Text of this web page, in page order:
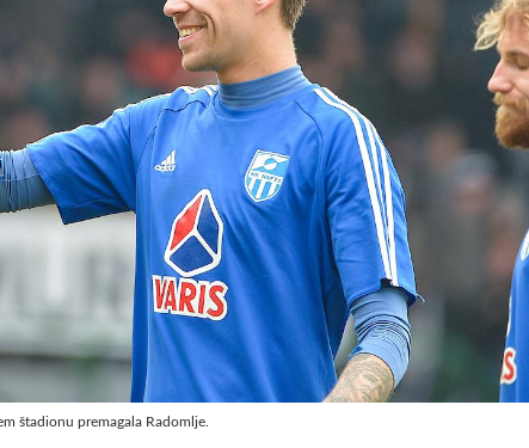
štadionu premagala Radomlje.